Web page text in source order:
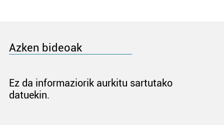
Azken bideoak
Ez da informaziorik aurkitu sartutako
datuekin.